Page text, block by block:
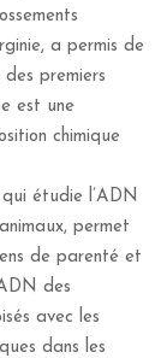
a permis de
premiers
est une
chimique
étudie l’ADN
permet
de parenté et
des
avec les
dans les